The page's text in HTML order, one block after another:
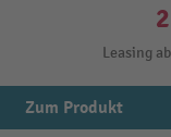
Leasing ab
Zum Produkt